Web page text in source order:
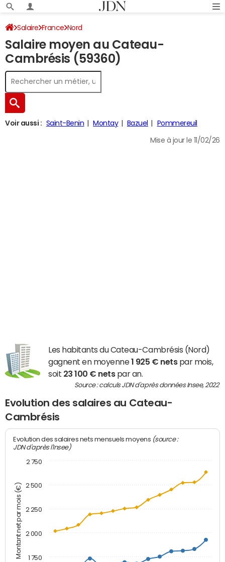
Salaire France Nord
Salaire moyen au Cateau-
Cambrésis (59360)
Voir aussi : Saint-Benin Montay Bazuel Pommereuil
Mise à jour le 11/02/26
Les habitants du Cateau-Cambrésis (Nord)
gagnent en moyenne1 925 € netspar mois,
soit 23 100 € netspar an.
Source : calculs JDN d'après données Insee, 2022
Evolution des salaires au Cateau-
Cambrésis
Montant net par mois (€)
Evolution des salaires nets mensuels moyens (source :
JDN d'après l'Insee)
1 750
2 000
2 250
2 500
2 750